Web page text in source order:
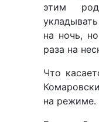
этим
на ночь,
раза на
Что
на режиме.